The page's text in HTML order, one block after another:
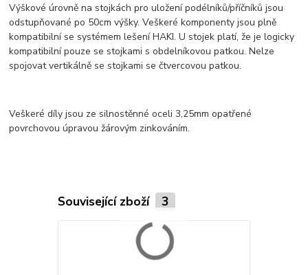
Výškové úrovně na stojkách pro uložení podélníků/příčníků jsou
odstupňované po 50cm výšky. Veškeré komponenty jsou plně
kompatibilní se systémem lešení HAKI. U stojek platí, že je logicky
kompatibilní pouze se stojkami s obdelníkovou patkou. Nelze
spojovat vertikálně se stojkami se čtvercovou patkou.
Veškeré díly jsou ze silnostěnné oceli 3,25mm opatřené
povrchovou úpravou žárovým zinkováním.
Související zboží 3